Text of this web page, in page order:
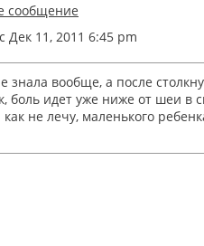
Дек 11, 2011 6:45 pm
знала вообще, а после
боль идет уже ниже от шеи в
не лечу, маленького